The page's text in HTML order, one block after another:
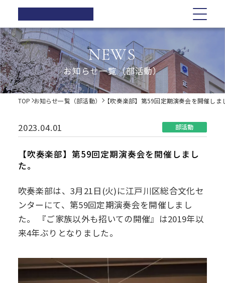
正則高等
学校
学校紹介
正則高等学校の3つの柱
校長ご挨拶
歴史・伝統
制服紹介
教育の特色
正則教育の全体図
学習指導
教科紹介
教育内容
生活指導
学校生活
年間行事
体育祭
学院祭
学習旅行
入試情報
オープンスクール・学校説明会
募集要項
Web出願について
入試Q&A
在校生の方へ
卒業生の方へ
各種証明書の発行
同窓会
学校紹介
正則高等学校の3つの柱
校長ご挨拶
施設紹介
教育の特色
正則教育の全体図
教育内容
進路指導
進路実績
生活指導
学校生活
学院祭
学習旅行
体験学習
生徒会・部活動
募集要項
Web出願について
入試Q&A
お問い合わせ
在校生の方へ
卒業生の方へ
各種証明書の発行
デジタル パンフレット
資料請求
NEWS
お知らせ一覧（部活動）
TOP お知らせ一覧（部活動） 【吹奏楽部】第59回定期演奏会を開催しま
2023.04.01 部活動
【吹奏楽部】第59回定期演奏会を開催しまし
た。
吹奏楽部は、3月21日(火)に江戸川区総合文化セ
ンターにて、第59回定期演奏会を開催しまし
た。 『ご家族以外も招いての開催』は2019年以
来4年ぶりとなりました。